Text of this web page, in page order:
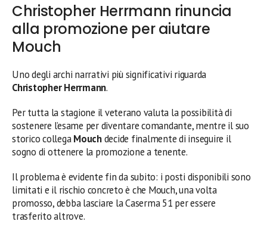
Christopher Herrmann rinuncia
alla promozione per aiutare
Mouch
Uno degli archi narrativi più significativi riguarda
Christopher Herrmann.
Per tutta la stagione il veterano valuta la possibilità di
sostenere l’esame per diventare comandante, mentre il suo
storico collegaMouchdecide finalmente di inseguire il
sogno di ottenere la promozione a tenente.
Il problema è evidente fin da subito: i posti disponibili sono
limitati e il rischio concreto è che Mouch, una volta
promosso, debba lasciare la Caserma 51 per essere
trasferito altrove.